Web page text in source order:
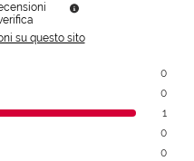
su questo sito
0
0
1
0
0